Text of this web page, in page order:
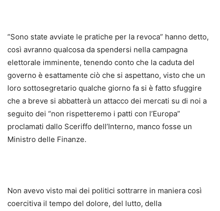
“Sono state avviate le pratiche per la revoca” hanno detto,
così avranno qualcosa da spendersi nella campagna
elettorale imminente, tenendo conto che la caduta del
governo è esattamente ciò che si aspettano, visto che un
loro sottosegretario qualche giorno fa si è fatto sfuggire
che a breve si abbatterà un attacco dei mercati su di noi a
seguito dei “non rispetteremo i patti con l’Europa”
proclamati dallo Sceriffo dell’Interno, manco fosse un
Ministro delle Finanze.
Non avevo visto mai dei politici sottrarre in maniera così
coercitiva il tempo del dolore, del lutto, della